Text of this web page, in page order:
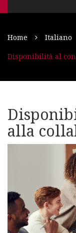
Home
Italiano
Disponibilità al
alla